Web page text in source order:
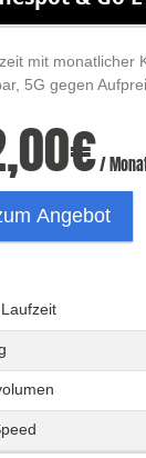
mit monatlicher
5G gegen
€/
Angebot